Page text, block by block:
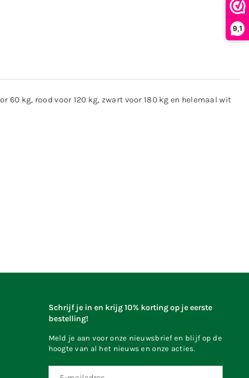
9,1
60 kg, rood voor 120 kg, zwart voor 180 kg en helemaal wit
Schrijf je in en krijg 10% korting op je eerste
bestelling!
Meld je aan voor onze nieuwsbrief en blijf op de
hoogte van al het nieuws en onze acties.